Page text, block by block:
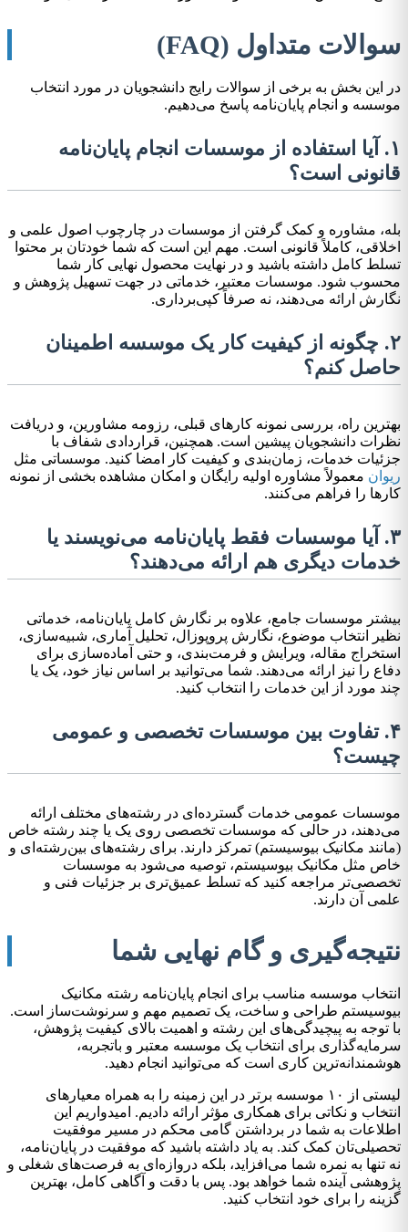
سوالات متداول (FAQ)
در این بخش به برخی از سوالات رایج دانشجویان در مورد انتخاب
موسسه و انجام پایان‌نامه پاسخ می‌دهیم.
۱. آیا استفاده از موسسات انجام پایان‌نامه
قانونی است؟
بله، مشاوره و کمک گرفتن از موسسات در چارچوب اصول علمی و
اخلاقی، کاملاً قانونی است. مهم این است که شما خودتان بر محتوا
تسلط کامل داشته باشید و در نهایت محصول نهایی کار شما
محسوب شود. موسسات معتبر، خدماتی در جهت تسهیل پژوهش و
نگارش ارائه می‌دهند، نه صرفاً کپی‌برداری.
۲. چگونه از کیفیت کار یک موسسه اطمینان
حاصل کنم؟
بهترین راه، بررسی نمونه کارهای قبلی، رزومه مشاورین، و دریافت
نظرات دانشجویان پیشین است. همچنین، قراردادی شفاف با
جزئیات خدمات، زمان‌بندی و کیفیت کار امضا کنید. موسساتی مثل
ریوان معمولاً مشاوره اولیه رایگان و امکان مشاهده بخشی از نمونه
کارها را فراهم می‌کنند.
۳. آیا موسسات فقط پایان‌نامه می‌نویسند یا
خدمات دیگری هم ارائه می‌دهند؟
بیشتر موسسات جامع، علاوه بر نگارش کامل پایان‌نامه، خدماتی
نظیر انتخاب موضوع، نگارش پروپوزال، تحلیل آماری، شبیه‌سازی،
استخراج مقاله، ویرایش و فرمت‌بندی، و حتی آماده‌سازی برای
دفاع را نیز ارائه می‌دهند. شما می‌توانید بر اساس نیاز خود، یک یا
چند مورد از این خدمات را انتخاب کنید.
۴. تفاوت بین موسسات تخصصی و عمومی
چیست؟
موسسات عمومی خدمات گسترده‌ای در رشته‌های مختلف ارائه
می‌دهند، در حالی که موسسات تخصصی روی یک یا چند رشته خاص
(مانند مکانیک بیوسیستم) تمرکز دارند. برای رشته‌های بین‌رشته‌ای و
خاص مثل مکانیک بیوسیستم، توصیه می‌شود به موسسات
تخصصی‌تر مراجعه کنید که تسلط عمیق‌تری بر جزئیات فنی و
علمی آن دارند.
نتیجه‌گیری و گام نهایی شما
انتخاب موسسه مناسب برای انجام پایان‌نامه رشته مکانیک
بیوسیستم طراحی و ساخت، یک تصمیم مهم و سرنوشت‌ساز است.
با توجه به پیچیدگی‌های این رشته و اهمیت بالای کیفیت پژوهش،
سرمایه‌گذاری برای انتخاب یک موسسه معتبر و باتجربه،
هوشمندانه‌ترین کاری است که می‌توانید انجام دهید.
لیستی از ۱۰ موسسه برتر در این زمینه را به همراه معیارهای
انتخاب و نکاتی برای همکاری مؤثر ارائه دادیم. امیدواریم این
اطلاعات به شما در برداشتن گامی محکم در مسیر موفقیت
تحصیلی‌تان کمک کند. به یاد داشته باشید که موفقیت در پایان‌نامه،
نه تنها به نمره شما می‌افزاید، بلکه دروازه‌ای به فرصت‌های شغلی و
پژوهشی آینده شما خواهد بود. پس با دقت و آگاهی کامل، بهترین
گزینه را برای خود انتخاب کنید.